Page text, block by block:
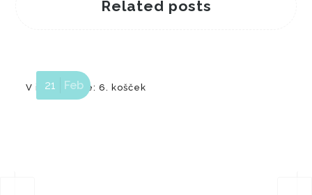
Related posts
V iskanju sive: 6. košček
21 Feb